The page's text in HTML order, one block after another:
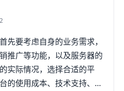
，市面上技术最为成熟的开源建
为方便，可塑性极强。但对技术
立站运维团队。费用也较高，就
大洋。一般都是有实力的独立
。3:wordpress真心的不推
合讲讲小故事，你要是做C端的
迹话，还是算了，撒由那拉。
比较久，但对B2B功能支持的
统外贸客户更多一些。B2C问
先要考虑自身的业务需求，
推广等功能，以及服务器的
实际情况，选择合适的平
的使用成本、技术支持、系